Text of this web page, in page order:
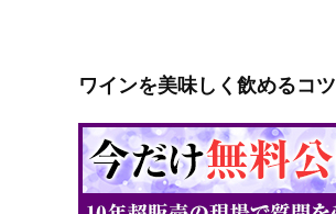
ワインを美味しく飲めるコツ